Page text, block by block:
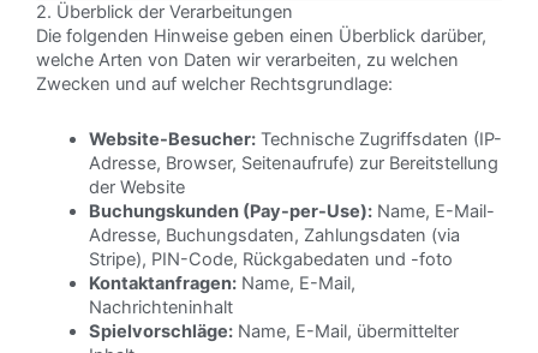
2. Überblick der Verarbeitungen
Die folgenden Hinweise geben einen Überblick darüber,
welche Arten von Daten wir verarbeiten, zu welchen
Zwecken und auf welcher Rechtsgrundlage:
Website-Besucher:Technische Zugriffsdaten (IP-
Adresse, Browser, Seitenaufrufe) zur Bereitstellung
der Website
Buchungskunden (Pay-per-Use):Name, E-Mail-
Adresse, Buchungsdaten, Zahlungsdaten (via
Stripe), PIN-Code, Rückgabedaten und -foto
Kontaktanfragen:Name, E-Mail,
Nachrichteninhalt
Spielvorschläge:Name, E-Mail, übermittelter